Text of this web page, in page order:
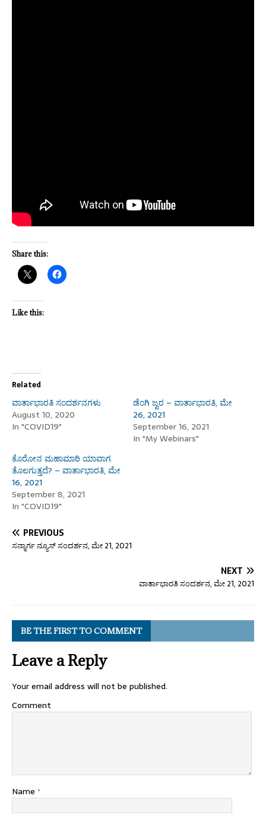
Share this:
Like this:
Related
ವಾರ್ತಾಭಾರತಿ ಸಂದರ್ಶನಗಳು
August 10, 2020
In "COVID19"
ಡೆಂಗಿ ಜ್ವರ – ವಾರ್ತಾಭಾರತಿ, ಮೇ
26, 2021
September 16, 2021
In "My Webinars"
ಕೊರೋನ ಮಹಾಮಾರಿ ಯಾವಾಗ
ತೊಲಗುತ್ತದೆ? – ವಾರ್ತಾಭಾರತಿ, ಮೇ
16, 2021
September 8, 2021
In "COVID19"
PREVIOUS
ಸನ್ಮಾರ್ಗ ನ್ಯೂಸ್ ಸಂದರ್ಶನ, ಮೇ 21, 2021
NEXT
ವಾರ್ತಾಭಾರತಿ ಸಂದರ್ಶನ, ಮೇ 21, 2021
BE THE FIRST TO COMMENT
Leave a Reply
Your email address will not be published.
Comment
Name *